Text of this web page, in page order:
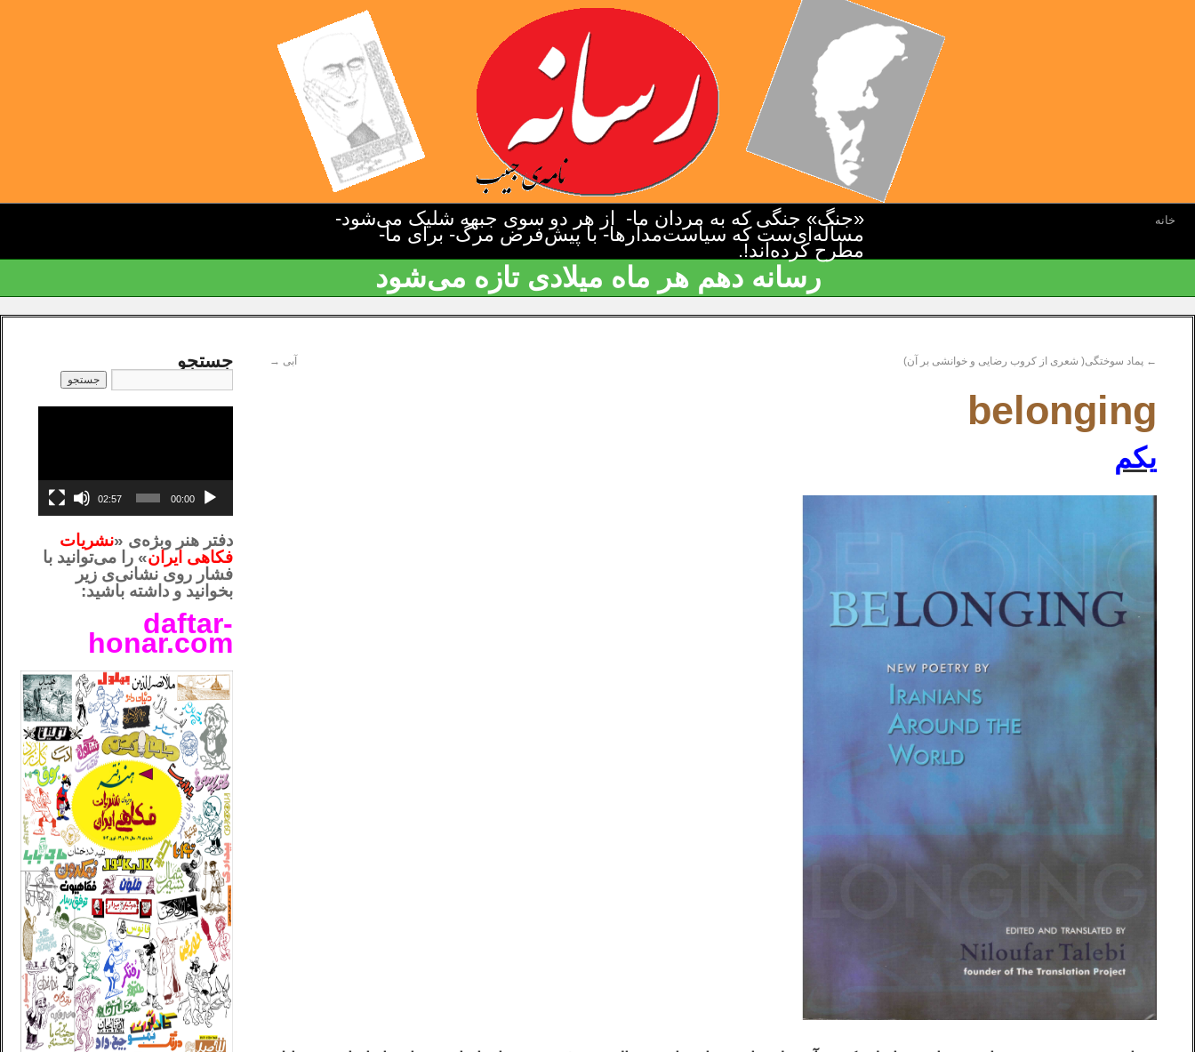
خانه «جنگ» جنگی که به مردان ما- از هر دو سوی جبهه شلیک می‌شود-
مسأله‌ای‌ست که سیاست‌مدارها- با پیش‌فرض مرگ- برای ما-
مطرح کرده‌اند!.
رسانه دهم هر ماه میلادی تازه می‌شود
← پماد سوختگی( شعری از کروب رضایی و خوانشی بر آن) آبی →
belonging
یکم
جستجو
00:00
02:57
دفتر هنر وبژه‌ی «نشریات
فکاهی ایران» را می‌توانید با
فشار روی نشانی‌ی زیر
بخوانید و داشته باشید:
daftar-
honar.com